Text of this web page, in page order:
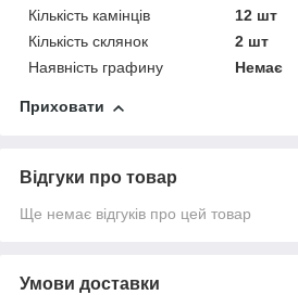
Кількість камінців
12 шт
Кількість склянок
2 шт
Наявність графину
Немає
Приховати
Відгуки про товар
Ще немає відгуків про цей товар
Умови доставки